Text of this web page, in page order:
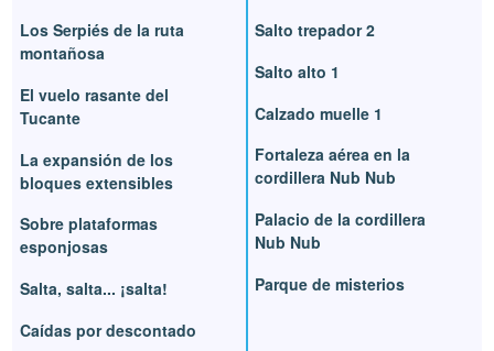
Los Serpiés de la ruta
montañosa
El vuelo rasante del
Tucante
La expansión de los
bloques extensibles
Sobre plataformas
esponjosas
Salta, salta... ¡salta!
Caídas por descontado
Salto trepador 2
Salto alto 1
Calzado muelle 1
Fortaleza aérea en la
cordillera Nub Nub
Palacio de la cordillera
Nub Nub
Parque de misterios